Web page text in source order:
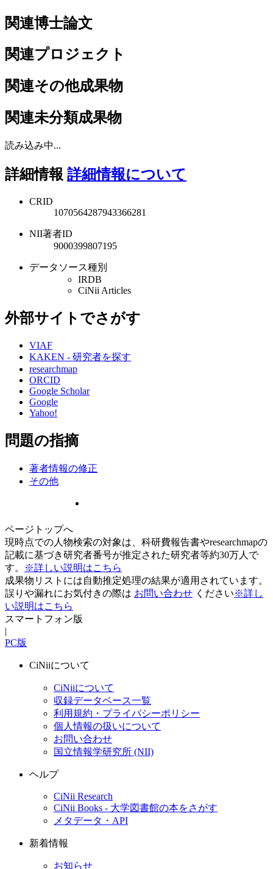
関連博士論文
関連プロジェクト
関連その他成果物
関連未分類成果物
読み込み中...
詳細情報 詳細情報について
CRID
1070564287943366281
NII著者ID
9000399807195
データソース種別
IRDB
CiNii Articles
外部サイトでさがす
VIAF
KAKEN - 研究者を探す
researchmap
ORCID
Google Scholar
Google
Yahoo!
問題の指摘
著者情報の修正
その他
ページトップへ
現時点での人物検索の対象は、科研費報告書やresearchmapの
記載に基づき研究者番号が推定された研究者等約30万人で
す。
※詳しい説明はこちら
成果物リストには自動推定処理の結果が適用されています。
誤りや漏れにお気付きの際は お問い合わせ ください※詳し
い説明はこちら
スマートフォン版
|
PC版
CiNiiについて
CiNiiについて
収録データベース一覧
利用規約・プライバシーポリシー
個人情報の扱いについて
お問い合わせ
国立情報学研究所 (NII)
ヘルプ
CiNii Research
CiNii Books - 大学図書館の本をさがす
メタデータ・API
新着情報
お知らせ